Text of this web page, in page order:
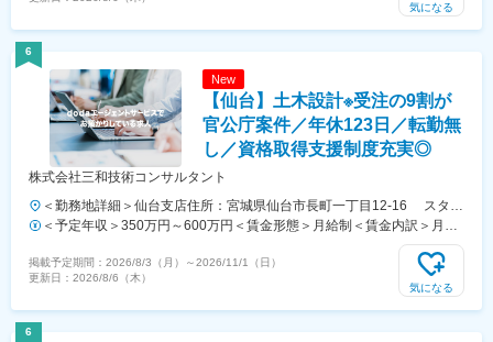
0分/月）超過した時間外労働の残業手当は追加支給＜月給＞325,000円
平均4.0ヶ月賃金はあくまでも目安の金額であり、選考を通じて上下す
る可能性があります。月給(月額)は固定手当を含めた表記です。
気になる
6
New
【仙台】土木設計※受注の9割が
官公庁案件／年休123日／転勤無
し／資格取得支援制度充実◎
株式会社三和技術コンサルタント
＜勤務地詳細＞仙台支店住所：宮城県仙台市長町一丁目12-16 スタイ
ンビルドⅠ 2F勤務地最寄駅：南北線／長町一丁目駅受動喫煙対策：
＜予定年収＞350万円～600万円＜賃金形態＞月給制＜賃金内訳＞月額
（基本給）：200,000円～350,000円＜月給＞200,000円～350,000円＜
昇給有無＞有＜残業手当＞有＜給与補足＞補足事項なし賃金はあくまで
も目安の金額であり、選考を通じて上下する可能性があります。月給
掲載予定期間： 2026/8/3（月） ～2026/11/1（日）
更新日： 2026/8/6（木）
気になる
6